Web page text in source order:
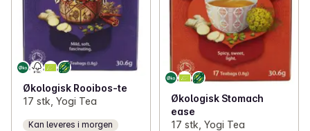
Økologisk Rooibos-te
17 stk, Yogi Tea
Kan leveres i morgen
Økologisk Stomach
ease
17 stk, Yogi Tea